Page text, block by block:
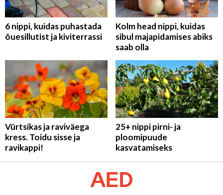
6 nippi, kuidas puhastada
õuesillutist ja kiviterrassi
Kolm head nippi, kuidas
sibul majapidamises abiks
saab olla
Vürtsikas ja raviväega
kress. Toidu sisse ja
ravikappi!
25+ nippi pirni- ja
ploomipuude
kasvatamiseks